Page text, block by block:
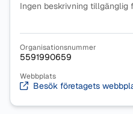
Ingen beskrivning tillgänglig
Organisationsnummer
5591990659
Webbplats
Besök företagets